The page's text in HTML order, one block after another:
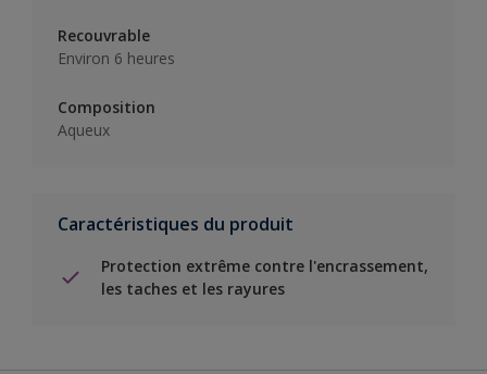
Recouvrable
Environ 6 heures
Composition
Aqueux
Caractéristiques du produit
Protection extrême contre l'encrassement,
les taches et les rayures